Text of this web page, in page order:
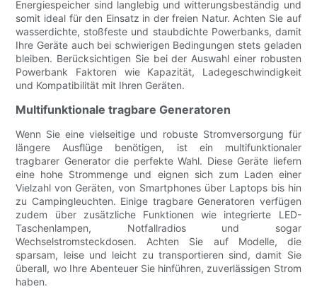
Energiespeicher sind langlebig und witterungsbeständig und
somit ideal für den Einsatz in der freien Natur. Achten Sie auf
wasserdichte, stoßfeste und staubdichte Powerbanks, damit
Ihre Geräte auch bei schwierigen Bedingungen stets geladen
bleiben. Berücksichtigen Sie bei der Auswahl einer robusten
Powerbank Faktoren wie Kapazität, Ladegeschwindigkeit
und Kompatibilität mit Ihren Geräten.
Multifunktionale tragbare Generatoren
Wenn Sie eine vielseitige und robuste Stromversorgung für
längere Ausflüge benötigen, ist ein multifunktionaler
tragbarer Generator die perfekte Wahl. Diese Geräte liefern
eine hohe Strommenge und eignen sich zum Laden einer
Vielzahl von Geräten, von Smartphones über Laptops bis hin
zu Campingleuchten. Einige tragbare Generatoren verfügen
zudem über zusätzliche Funktionen wie integrierte LED-
Taschenlampen, Notfallradios und sogar
Wechselstromsteckdosen. Achten Sie auf Modelle, die
sparsam, leise und leicht zu transportieren sind, damit Sie
überall, wo Ihre Abenteuer Sie hinführen, zuverlässigen Strom
haben.